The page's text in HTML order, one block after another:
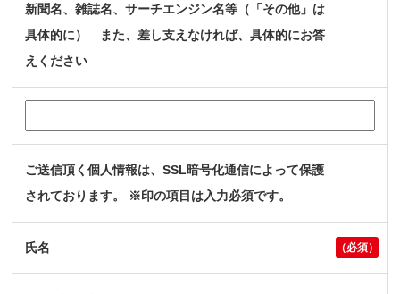
新聞名、雑誌名、サーチエンジン名等（「その他」は
具体的に） また、差し支えなければ、具体的にお答
えください
ご送信頂く個人情報は、SSL暗号化通信によって保護
されております。 ※印の項目は入力必須です。
氏名